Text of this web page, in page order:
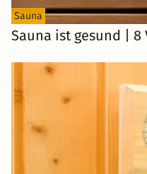
Sauna
Sauna ist gesund |